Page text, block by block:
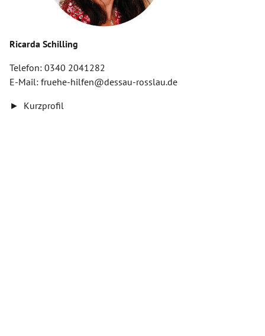
Ricarda Schilling
Telefon: 0340 2041282
E-Mail: fruehe-hilfen@dessau-rosslau.de
► Kurz­pro­fil